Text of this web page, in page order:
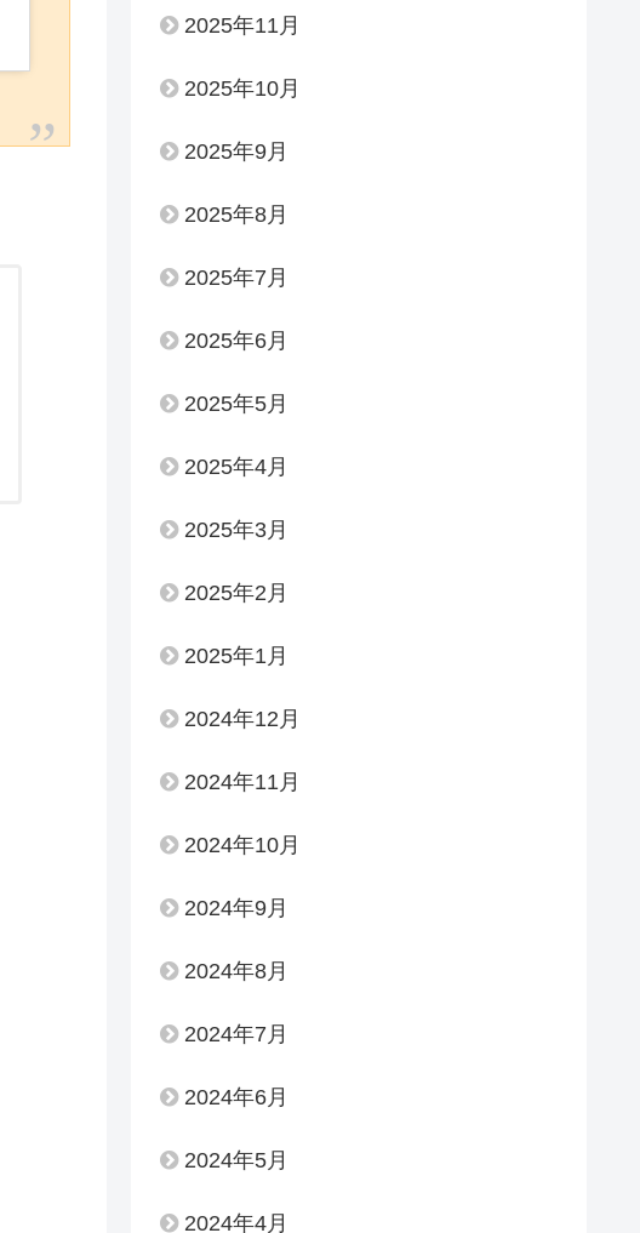
2025年11月
2025年10月
2025年9月
2025年8月
2025年7月
2025年6月
2025年5月
2025年4月
2025年3月
2025年2月
2025年1月
2024年12月
2024年11月
2024年10月
2024年9月
2024年8月
2024年7月
2024年6月
2024年5月
2024年4月